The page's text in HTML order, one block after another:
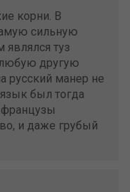
корни. В
сильную
являлся туз
другую
русский манер не
был тогда
и даже грубый